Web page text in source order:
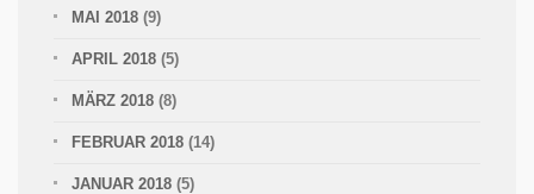
MAI 2018 (9)
APRIL 2018 (5)
MÄRZ 2018 (8)
FEBRUAR 2018 (14)
JANUAR 2018 (5)